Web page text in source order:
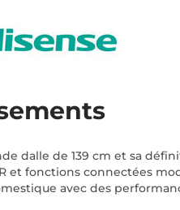
dalle de 139 cm et sa
et fonctions connectées
avec des